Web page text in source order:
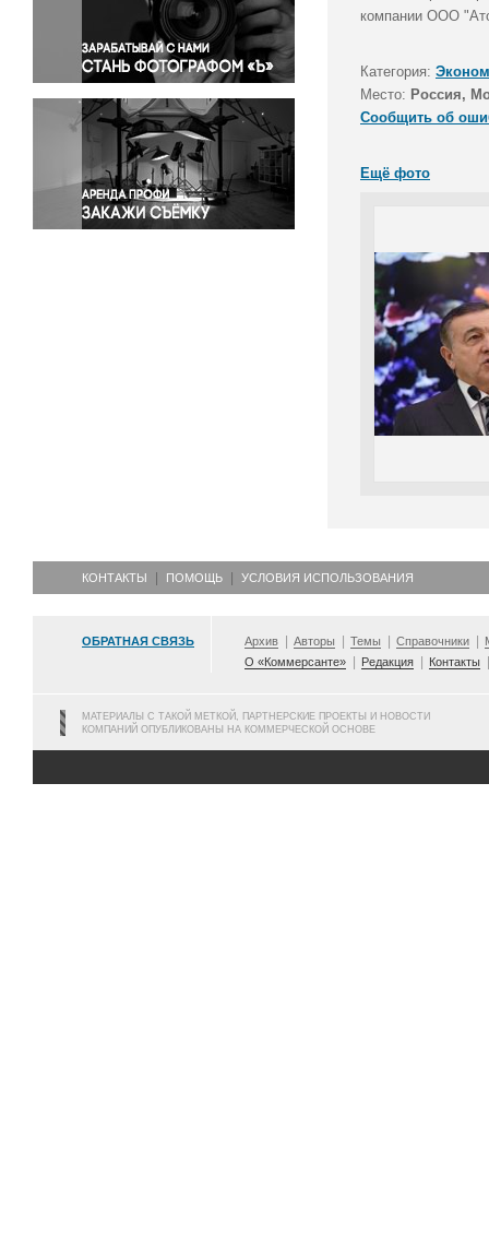
Правосудие
Происшествия и конфликты
Религия
Светская жизнь
Спорт
Экология
Экономика и бизнес
компании ООО
Категория:
Место: Россия,
Сообщить об
Ещё фото
КОНТАКТЫ ПОМОЩЬ УСЛОВИЯ ИСПОЛЬЗОВАНИЯ
ОБРАТНАЯ СВЯЗЬ Архив Авторы Темы Справочники
О «Коммерсанте»
Редакция Контакты
МАТЕРИАЛЫ С ТАКОЙ МЕТКОЙ, ПАРТНЕРСКИЕ ПРОЕКТЫ И НОВОСТИ
КОМПАНИЙ ОПУБЛИКОВАНЫ НА КОММЕРЧЕСКОЙ ОСНОВЕ